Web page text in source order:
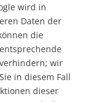
wird in
Daten der
die
wir
in diesem Fall
dieser